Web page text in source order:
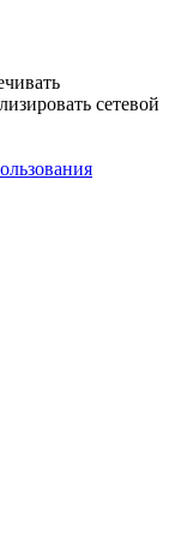
сетевой